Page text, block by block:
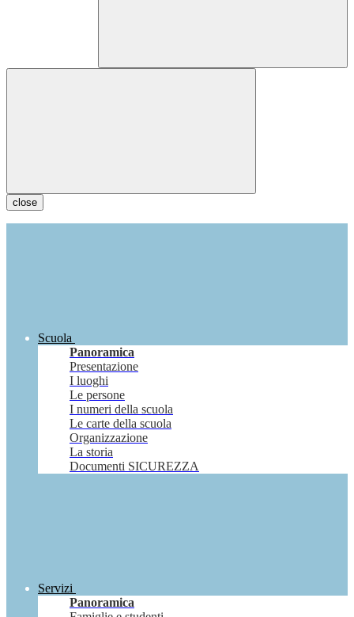
close
Scuola
Panoramica
Presentazione
I luoghi
Le persone
I numeri della scuola
Le carte della scuola
Organizzazione
La storia
Documenti SICUREZZA
Servizi
Panoramica